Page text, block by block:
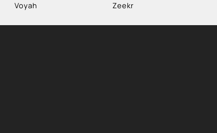
Voyah
Zeekr